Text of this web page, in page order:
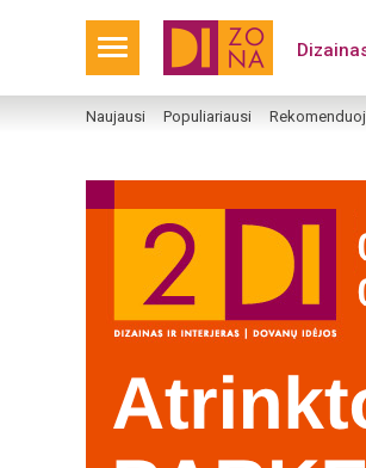
Naujausi Populiariausi